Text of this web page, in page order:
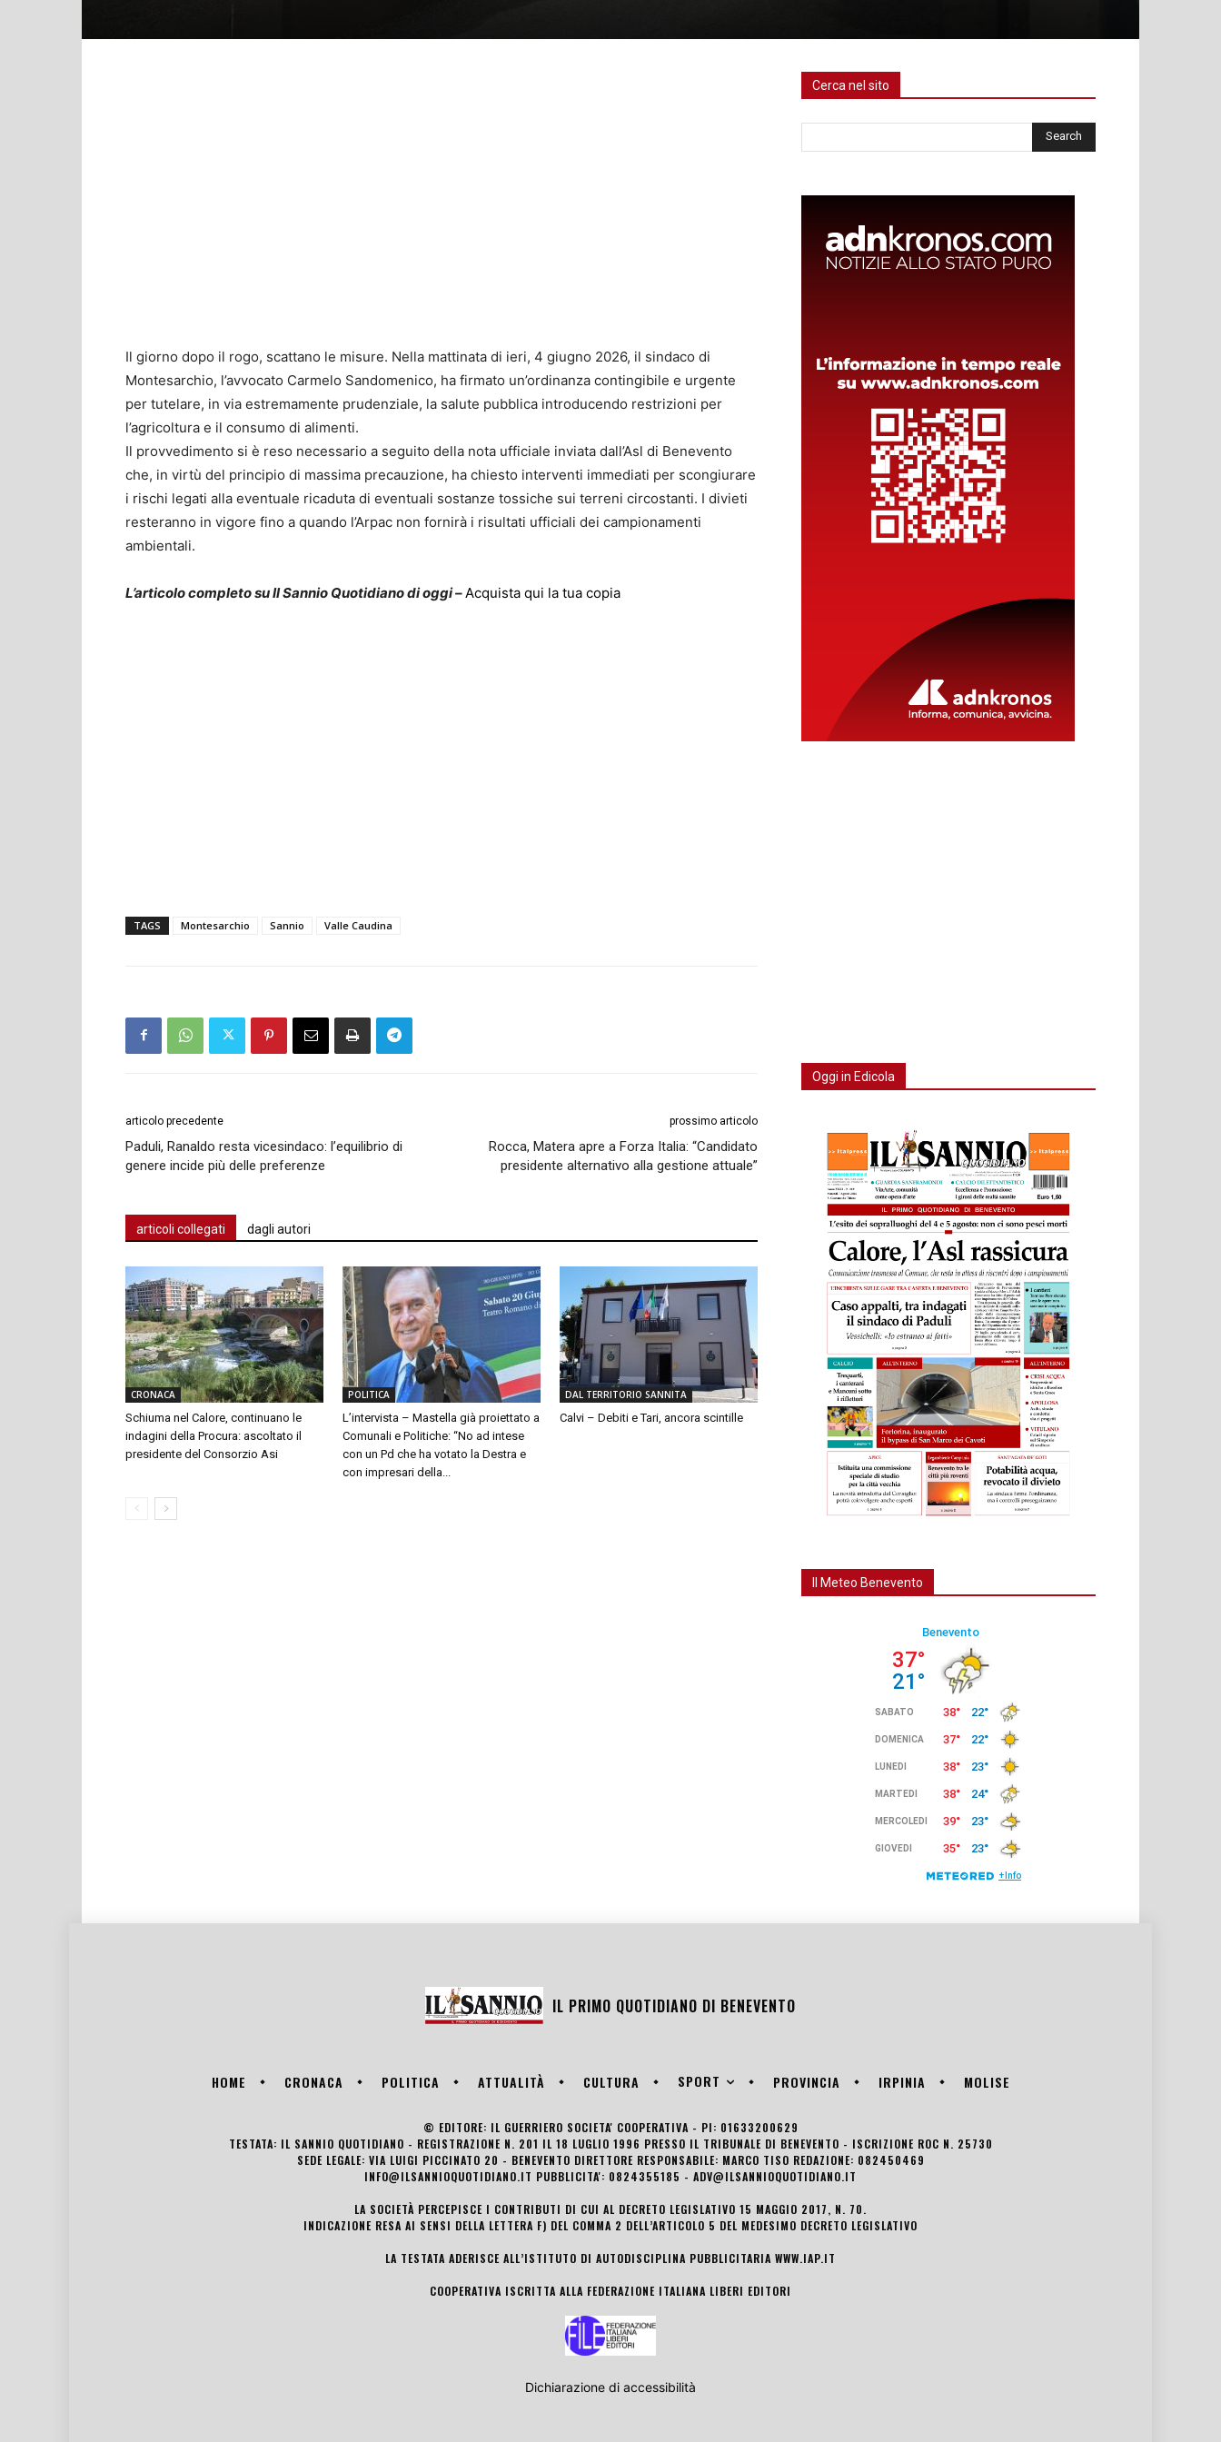
Il giorno dopo il rogo, scattano le misure. Nella mattinata di ieri, 4 giugno 2026, il sindaco di
Montesarchio, l’avvocato Carmelo Sandomenico, ha firmato un’ordinanza contingibile e urgente
per tutelare, in via estremamente prudenziale, la salute pubblica introducendo restrizioni per
l’agricoltura e il consumo di alimenti.
Il provvedimento si è reso necessario a seguito della nota ufficiale inviata dall’Asl di Benevento
che, in virtù del principio di massima precauzione, ha chiesto interventi immediati per scongiurare
i rischi legati alla eventuale ricaduta di eventuali sostanze tossiche sui terreni circostanti. I divieti
resteranno in vigore fino a quando l’Arpac non fornirà i risultati ufficiali dei campionamenti
ambientali.
L’articolo completo su Il Sannio Quotidiano di oggi – Acquista qui la tua copia
TAGS Montesarchio Sannio Valle Caudina
articolo precedente
Paduli, Ranaldo resta vicesindaco: l’equilibrio di
genere incide più delle preferenze
prossimo articolo
Rocca, Matera apre a Forza Italia: “Candidato
presidente alternativo alla gestione attuale”
articoli collegati dagli autori
CRONACA
Schiuma nel Calore, continuano le
indagini della Procura: ascoltato il
presidente del Consorzio Asi
POLITICA
L’intervista – Mastella già proiettato a
Comunali e Politiche: “No ad intese
con un Pd che ha votato la Destra e
con impresari della...
DAL TERRITORIO SANNITA
Calvi – Debiti e Tari, ancora scintille
Cerca nel sito
Oggi in Edicola
Il Meteo Benevento
IL PRIMO QUOTIDIANO DI BENEVENTO
HOME CRONACA POLITICA ATTUALITÀ CULTURA SPORT PROVINCIA IRPINIA MOLISE
© EDITORE: IL GUERRIERO SOCIETA' COOPERATIVA - PI: 01633200629
TESTATA: IL SANNIO QUOTIDIANO - REGISTRAZIONE N. 201 IL 18 LUGLIO 1996 PRESSO IL TRIBUNALE DI BENEVENTO - ISCRIZIONE ROC N. 25730
SEDE LEGALE: VIA LUIGI PICCINATO 20 - BENEVENTO DIRETTORE RESPONSABILE: MARCO TISO REDAZIONE: 082450469
INFO@ILSANNIOQUOTIDIANO.IT PUBBLICITA': 0824355185 - ADV@ILSANNIOQUOTIDIANO.IT
LA SOCIETÀ PERCEPISCE I CONTRIBUTI DI CUI AL DECRETO LEGISLATIVO 15 MAGGIO 2017, N. 70.
INDICAZIONE RESA AI SENSI DELLA LETTERA F) DEL COMMA 2 DELL’ARTICOLO 5 DEL MEDESIMO DECRETO LEGISLATIVO
LA TESTATA ADERISCE ALL’ISTITUTO DI AUTODISCIPLINA PUBBLICITARIA WWW.IAP.IT
COOPERATIVA ISCRITTA ALLA FEDERAZIONE ITALIANA LIBERI EDITORI
Dichiarazione di accessibilità